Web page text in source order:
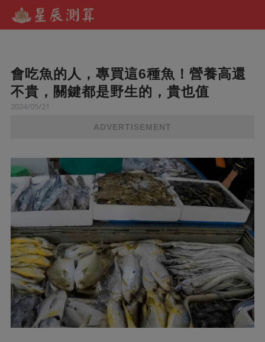
會吃魚的人，專買這6種魚！營養高還
不貴，關鍵都是野生的，貴也值
2024/05/21
ADVERTISEMENT